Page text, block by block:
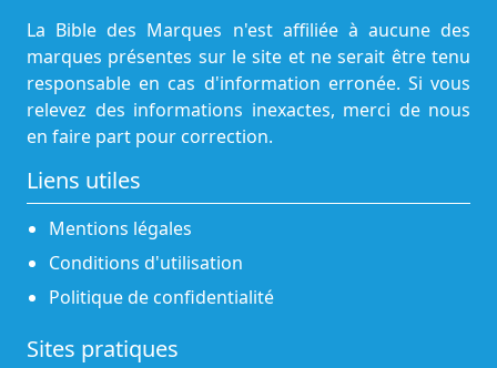
La Bible des Marques n'est affiliée à aucune des
marques présentes sur le site et ne serait être tenu
responsable en cas d'information erronée. Si vous
relevez des informations inexactes, merci de nous
en faire part pour correction.
Liens utiles
Mentions légales
Conditions d'utilisation
Politique de confidentialité
Sites pratiques